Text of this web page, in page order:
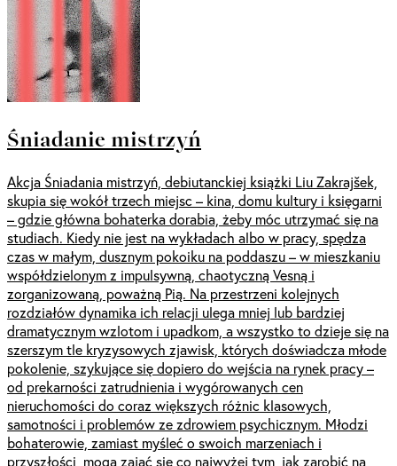
Śniadanie mistrzyń
Akcja Śniadania mistrzyń, debiutanckiej książki Liu Zakrajšek,
skupia się wokół trzech miejsc – kina, domu kultury i księgarni
– gdzie główna bohaterka dorabia, żeby móc utrzymać się na
studiach. Kiedy nie jest na wykładach albo w pracy, spędza
czas w małym, dusznym pokoiku na poddaszu – w mieszkaniu
współdzielonym z impulsywną, chaotyczną Vesną i
zorganizowaną, poważną Pią. Na przestrzeni kolejnych
rozdziałów dynamika ich relacji ulega mniej lub bardziej
dramatycznym wzlotom i upadkom, a wszystko to dzieje się na
szerszym tle kryzysowych zjawisk, których doświadcza młode
pokolenie, szykujące się dopiero do wejścia na rynek pracy –
od prekarności zatrudnienia i wygórowanych cen
nieruchomości do coraz większych różnic klasowych,
samotności i problemów ze zdrowiem psychicznym. Młodzi
bohaterowie, zamiast myśleć o swoich marzeniach i
przyszłości, mogą zająć się co najwyżej tym, jak zarobić na